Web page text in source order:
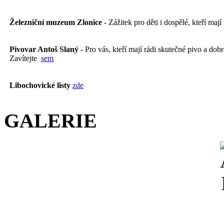
Železniční muzeum Zlonice - Zážitek pro děti i dospělé, kteří
Pivovar Antoš Slaný - Pro vás, kteří mají rádi skutečné pivo a
Zavítejte sem
Libochovické listy zde
GALERIE